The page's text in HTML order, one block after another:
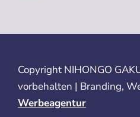
Copyright NIHONGO
vorbehalten | Branding,
Werbeagentur